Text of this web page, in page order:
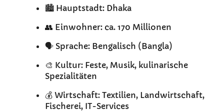
🏙️ Hauptstadt: Dhaka
👥 Einwohner: ca. 170 Millionen
🗣️ Sprache: Bengalisch (Bangla)
🎨 Kultur: Feste, Musik, kulinarische
Spezialitäten
💰 Wirtschaft: Textilien, Landwirtschaft,
Fischerei, IT-Services